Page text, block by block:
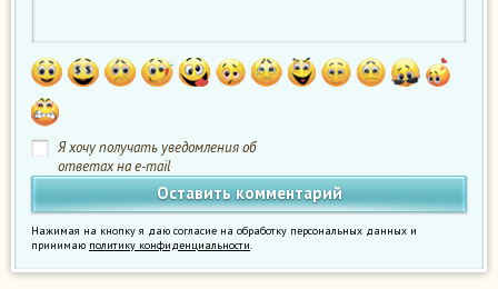
Я хочу получать уведомления об
ответах на e-mail
Нажимая на кнопку я даю согласие на обработку персональных данных и
принимаю политику конфиденциальности.